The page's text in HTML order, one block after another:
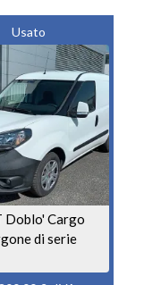
Usato
Doblo' Cargo
di serie